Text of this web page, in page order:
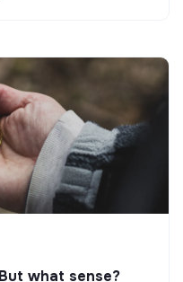
what sense?